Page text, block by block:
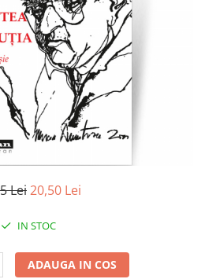
Lei20,50 Lei
IN STOC
ADAUGA IN COS